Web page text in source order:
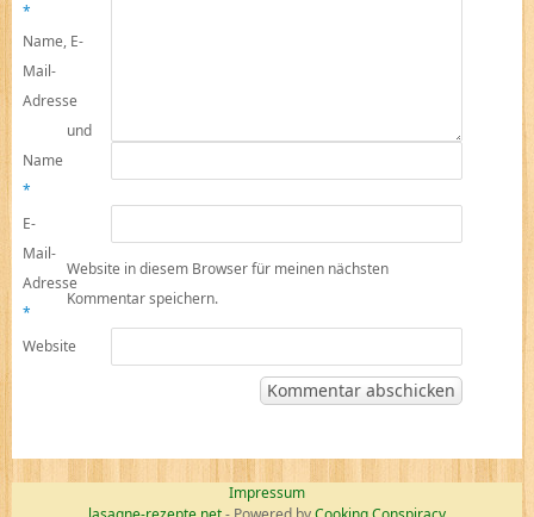
*
Name
*
E-
Mail-
Adresse
*
Website
Name, E-
Mail-
Adresse
und
Website in diesem Browser für meinen nächsten
Kommentar speichern.
Impressum